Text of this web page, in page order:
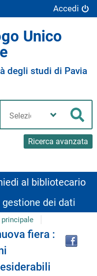
Accedi
Unico
degli studi di Pavia
Ricerca avanzata
biblioteca
al bibliotecario
gestione dei dati
fiera :